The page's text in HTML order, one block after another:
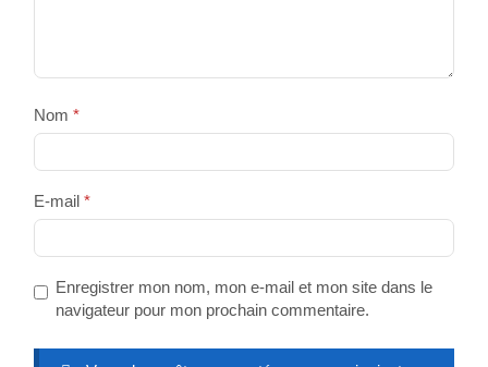
Nom *
E-mail *
Enregistrer mon nom, mon e-mail et mon site dans le
navigateur pour mon prochain commentaire.